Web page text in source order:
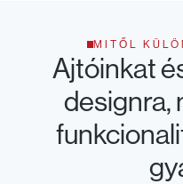
MITŐL
Ajtóinkat
designra,